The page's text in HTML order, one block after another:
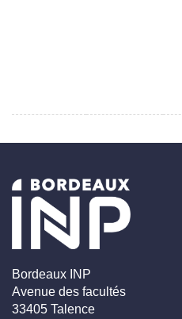
Bordeaux INP
Avenue des facultés
33405 Talence